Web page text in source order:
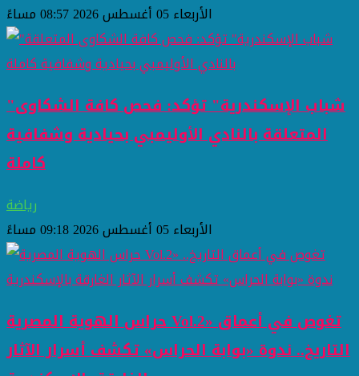
الأربعاء 05 أغسطس 2026 08:57 مساءً
"شباب الإسكندرية" تؤكد: فحص كافة الشكاوى
المتعلقة بالنادي الأوليمبي بحيادية وشفافية
كاملة
رياضة
الأربعاء 05 أغسطس 2026 09:18 مساءً
حراس الهوية المصرية Vol.2» تغوص في أعماق
التاريخ.. ندوة «بوابة الحراس» تكشف أسرار الآثار